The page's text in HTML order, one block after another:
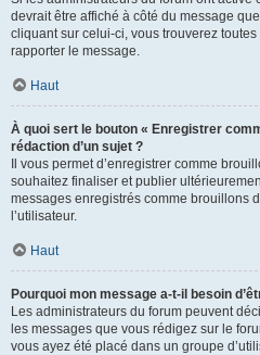
devrait être affiché à côté du message
cliquant sur celui-ci, vous trouverez
rapporter le message.
Haut
À quoi sert le bouton « Enregistrer
rédaction d’un sujet ?
Il vous permet d’enregistrer comme
souhaitez finaliser et publier
messages enregistrés comme brouillons
l’utilisateur.
Haut
Pourquoi mon message a-t-il besoin
Les administrateurs du forum peuvent
les messages que vous rédigez sur le
vous ayez été placé dans un groupe